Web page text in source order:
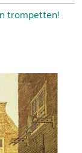
trompetten!